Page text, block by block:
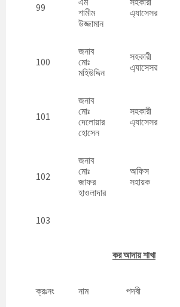
99
শামীম
উজ্জামান
এ্যাসেসর
100
জনাব
মোঃ
মহিউদ্দিন
সহকারী
এ্যাসেসর
101
জনাব
মোঃ
দেলোয়ার
হোসেন
সহকারী
এ্যাসেসর
102
জনাব
মোঃ
জাফর
হাওলাদার
অফিস
সহায়ক
103
কর আদায় শাখা
ক্রঃনং নাম পদবী